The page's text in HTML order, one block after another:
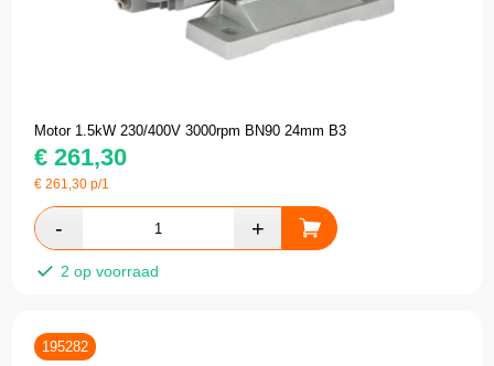
Motor 1.5kW 230/400V 3000rpm BN90 24mm B3
€ 261,30
€261,30 p/1
2 op voorraad
195282